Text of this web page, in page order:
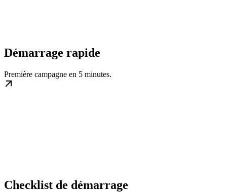
Démarrage rapide
Première campagne en 5 minutes.
Checklist de démarrage